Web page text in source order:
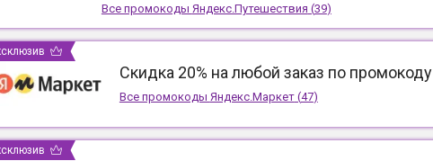
Все промокоды Яндекс.Путешествия (39)
Скидка 20% на любой заказ по промокоду
Все промокоды Яндекс.Маркет(47)